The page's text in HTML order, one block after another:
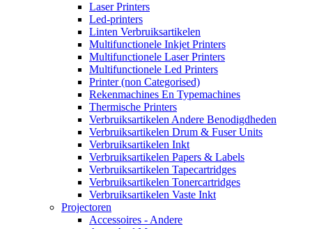
Laser Printers
Led-printers
Linten Verbruiksartikelen
Multifunctionele Inkjet Printers
Multifunctionele Laser Printers
Multifunctionele Led Printers
Printer (non Categorised)
Rekenmachines En Typemachines
Thermische Printers
Verbruiksartikelen Andere Benodigdheden
Verbruiksartikelen Drum & Fuser Units
Verbruiksartikelen Inkt
Verbruiksartikelen Papers & Labels
Verbruiksartikelen Tapecartridges
Verbruiksartikelen Tonercartridges
Verbruiksartikelen Vaste Inkt
Projectoren
Accessoires - Andere